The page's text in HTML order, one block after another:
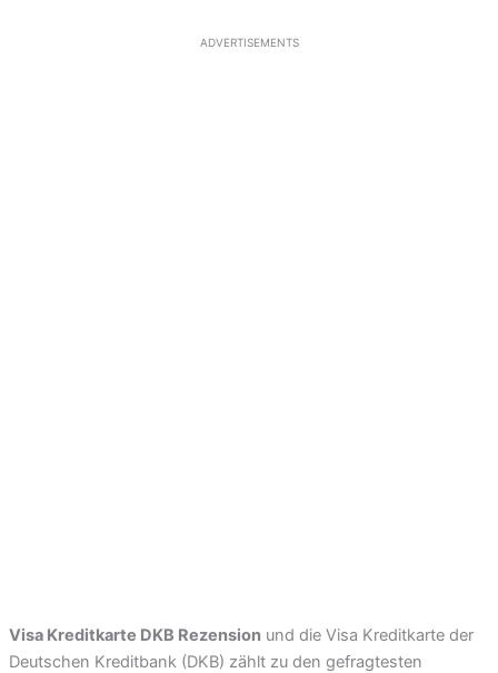
ADVERTISEMENTS
Visa Kreditkarte DKB Rezensionund die Visa Kreditkarte der
Deutschen Kreditbank (DKB) zählt zu den gefragtesten